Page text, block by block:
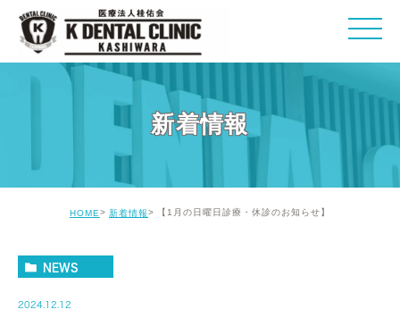
新着情報
HOME 新着情報 【1月の日曜日診療・休診のお知らせ】
NEWS
2024.12.12